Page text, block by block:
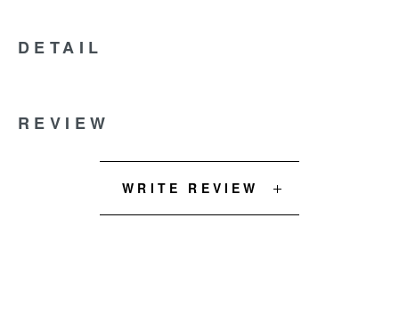
DETAIL
REVIEW
WRITE REVIEW